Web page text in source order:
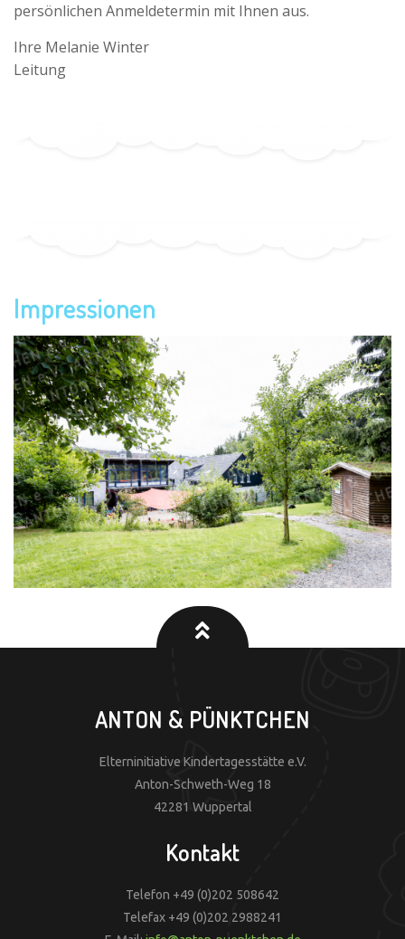
persönlichen Anmeldetermin mit Ihnen aus.
Ihre Melanie Winter
Leitung
Impressionen
ANTON & PÜNKTCHEN
Elterninitiative Kindertagesstätte e.V.
Anton-Schweth-Weg 18
42281 Wuppertal
Kontakt
Telefon +49 (0)202 508642
Telefax +49 (0)202 2988241